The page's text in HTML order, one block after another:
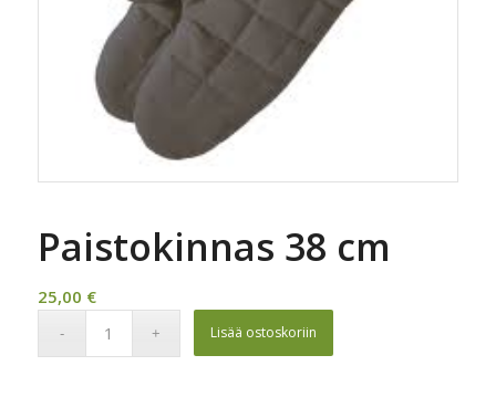
Paistokinnas 38 cm
25,00 €
Lisää ostoskoriin